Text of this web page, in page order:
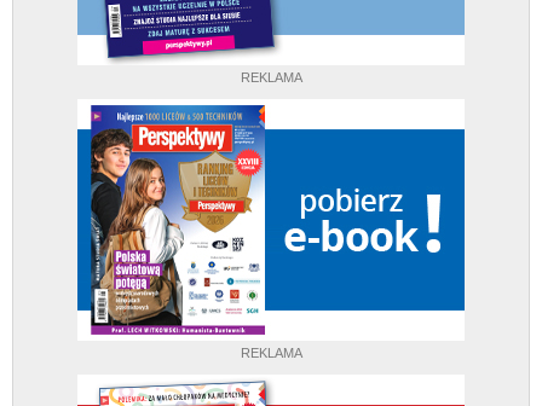
REKLAMA
REKLAMA